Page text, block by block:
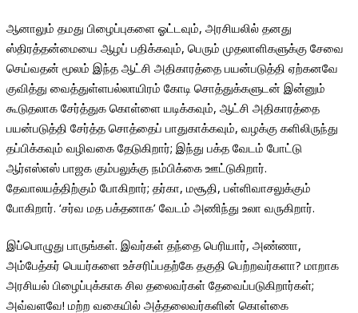
ஆனாலும் தமது பிழைப்புகளை ஓட்டவும், அரசியலில் தனது
ஸ்திரத்தன்மையை ஆழப் பதிக்கவும், பெரும் முதலாளிகளுக்கு சேவை
செய்வதன் மூலம் இந்த ஆட்சி அதிகாரத்தை பயன்படுத்தி ஏற்கனவே
குவித்து வைத்துள்ளபல்லாயிரம் கோடி சொத்துக்களுடன் இன்னும்
கூடுதலாக சேர்த்துக கொள்ளை யடிக்கவும், ஆட்சி அதிகாரத்தை
பயன்படுத்தி சேர்த்த சொத்தைப் பாதுகாக்கவும், வழக்கு களிலிருந்து
தப்பிக்கவும் வழிவகை தேடுகிறார்; இந்து பக்த வேடம் போட்டு
ஆர்எஸ்எஸ் பாஜக கும்பலுக்கு நம்பிக்கை ஊட்டுகிறார்.
தேவாலயத்திற்கும் போகிறார்; தர்கா, மசூதி, பள்ளிவாசலுக்கும்
போகிறார். ‘சர்வ மத பக்தனாக’ வேடம் அணிந்து உலா வருகிறார்.
இப்பொழுது பாருங்கள். இவர்கள் தந்தை பெரியார், அண்ணா,
அம்பேத்கர் பெயர்களை உச்சரிப்பதற்கே தகுதி பெற்றவர்களா? மாறாக
அரசியல் பிழைப்புக்காக சில தலைவர்கள் தேவைப்படுகிறார்கள்;
அவ்வளவே! மற்ற வகையில் அத்தலைவர்களின் கொள்கை